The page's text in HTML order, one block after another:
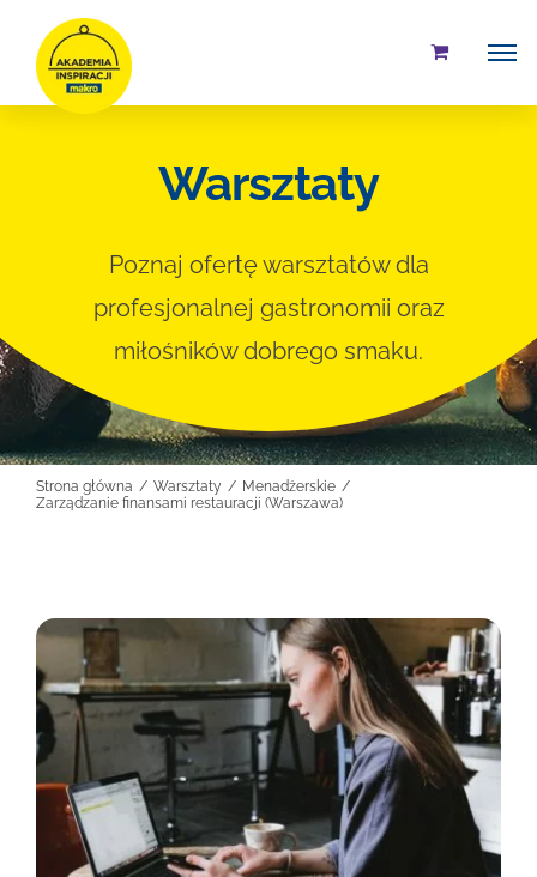
Przejdź
zawartości
Warsztaty
Poznaj ofertę warsztatów dla
profesjonalnej gastronomii oraz
miłośników dobrego smaku.
Strona główna Warsztaty
Menadżerskie
Zarządzanie finansami restauracji (Warszawa)